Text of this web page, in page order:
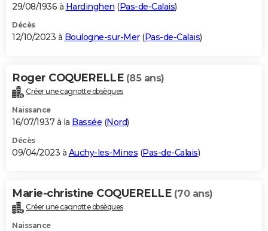
29/08/1936 à Hardinghen (Pas-de-Calais)
Décès
12/10/2023 à Boulogne-sur-Mer(Pas-de-Calais)
Roger COQUERELLE (85 ans)
Créer une cagnotte obsèques
Naissance
16/07/1937 à la Bassée (Nord)
Décès
09/04/2023 à Auchy-les-Mines (Pas-de-Calais)
Marie-christine COQUERELLE (70 ans)
Créer une cagnotte obsèques
Naissance